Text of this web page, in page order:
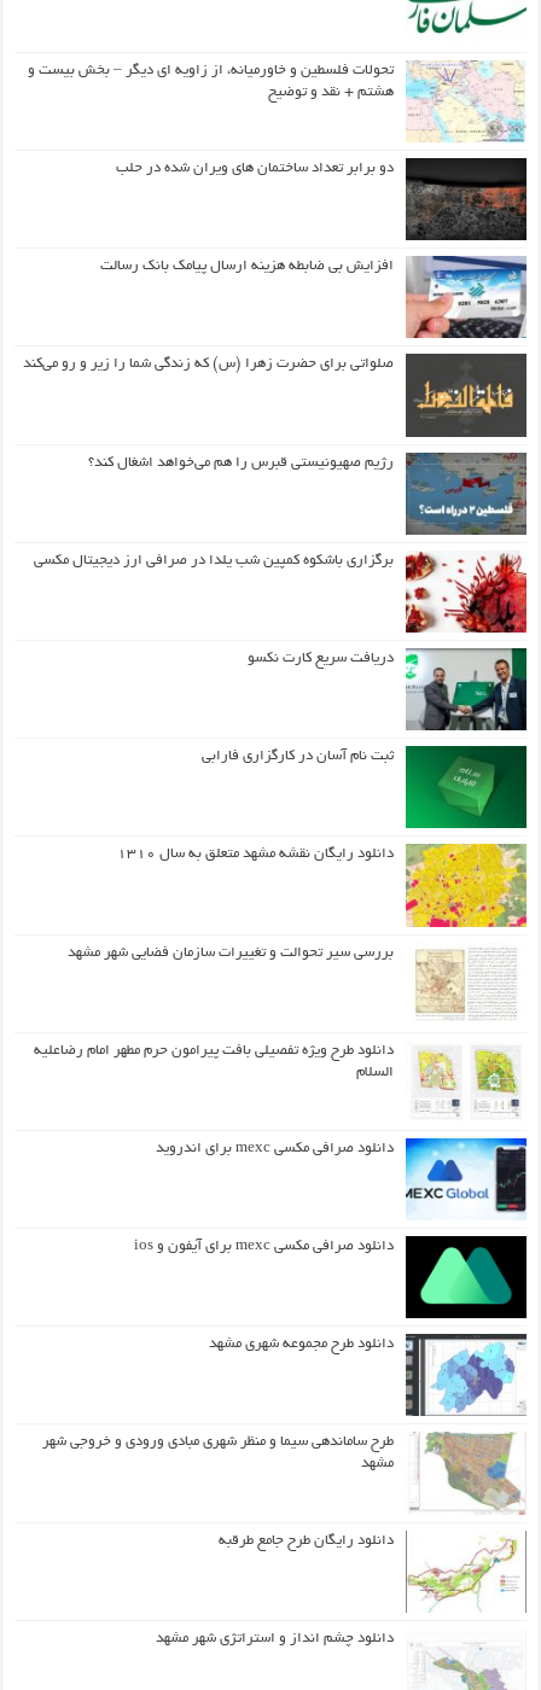
تحولات فلسطین و خاورمیانه، از زاویه ای دیگر – بخش بیست و
هشتم + نقد و توضیح
دو برابر تعداد ساختمان های ویران شده در حلب
افزایش بی ضابطه هزینه ارسال پیامک بانک رسالت
صلواتی برای حضرت زهرا (س) که زندگی شما را زیر و رو می‌کند
رژیم صهیونیستی قبرس را هم می‌خواهد اشغال کند؟
برگزاری باشکوه کمپین شب یلدا در صرافی ارز دیجیتال مکسی
دریافت سریع کارت نکسو
ثبت نام آسان در کارگزاری فارابی
دانلود رایگان نقشه مشهد متعلق به سال ۱۳۱۰
بررسی سیر تحوالت و تغییرات سازمان فضایی شهر مشهد
دانلود طرح ويژه تفصيلي بافت پيرامون حرم مطهر امام رضاعليه
السلام
دانلود صرافی مکسی mexc برای اندروید
دانلود صرافی مکسی mexc برای آیفون و ios
دانلود طرح مجموعه شهری مشهد
طرح ساماندهی سیما و منظر شهری مبادی ورودی و خروجی شهر
مشهد
دانلود رایگان طرح جامع طرقبه
دانلود چشم انداز و استراتژی شهر مشهد